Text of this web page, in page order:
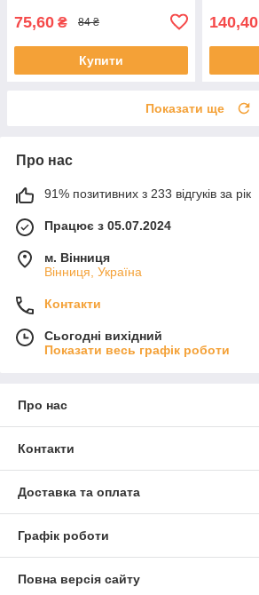
75,60 ₴ 84 ₴
Купити
140,40
Показати ще
Про нас
91% позитивних з 233 відгуків за рік
Працює з 05.07.2024
м. Вінниця
Вінниця, Україна
Контакти
Сьогодні вихідний
Показати весь графік роботи
Про нас
Контакти
Доставка та оплата
Графік роботи
Повна версія сайту